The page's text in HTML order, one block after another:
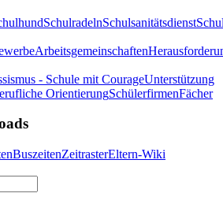
SchulradelnSchulsanitätsdienst
Arbeitsgemeinschaften
- Schule mit CourageUnterstützung
OrientierungSchülerfirmenFächer
BuszeitenZeitrasterEltern-Wiki